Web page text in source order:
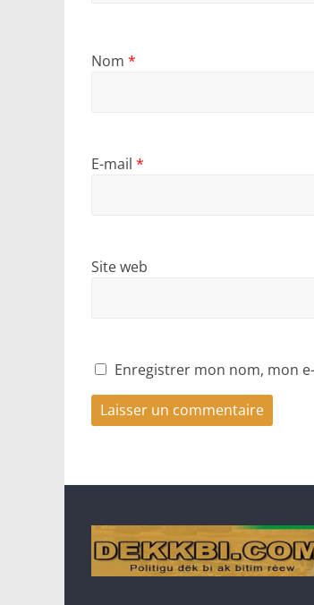
Nom *
E-mail *
Site web
Enregistrer mon nom, mon